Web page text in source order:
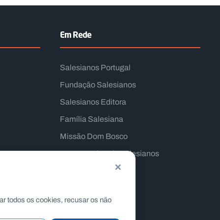
Em Rede
Salesianos Portugal
Fundação Salesianos
Salesianos Editora
Família Salesiana
Missão Dom Bosco
Jogos Nacionais Salesianos
×
todos os cookies, recusar os não